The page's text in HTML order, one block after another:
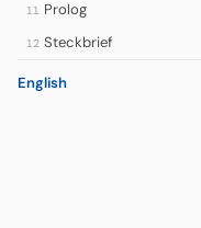
11 Prolog
12 Steckbrief
English